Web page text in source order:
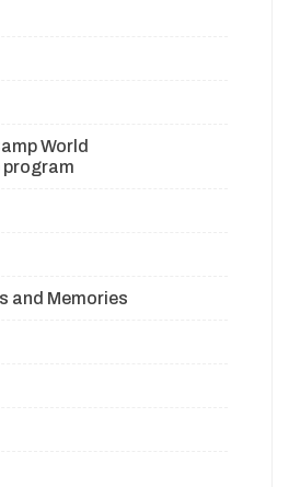
World
program
and Memories